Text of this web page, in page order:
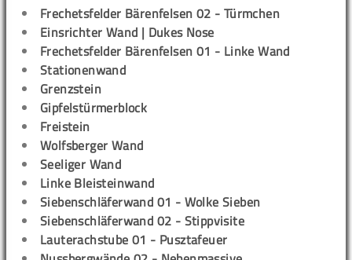
Frechetsfelder Bärenfelsen 02 - Türmchen
Einsrichter Wand | Dukes Nose
Frechetsfelder Bärenfelsen 01 - Linke Wand
Stationenwand
Grenzstein
Gipfelstürmerblock
Freistein
Wolfsberger Wand
Seeliger Wand
Linke Bleisteinwand
Siebenschläferwand 01 - Wolke Sieben
Siebenschläferwand 02 - Stippvisite
Lauterachstube 01 - Pusztafeuer